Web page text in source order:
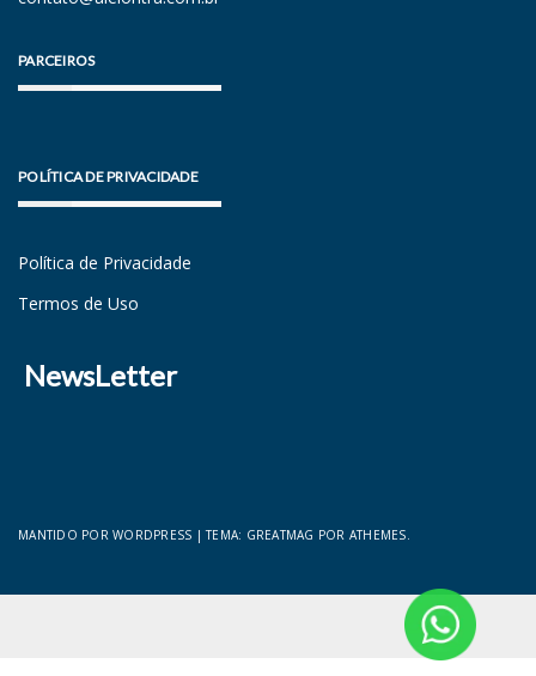
PARCEIROS
POLÍTICA DE PRIVACIDADE
Política de Privacidade
Termos de Uso
NewsLetter
MANTIDO POR WORDPRESS |TEMA: GREATMAG POR ATHEMES.